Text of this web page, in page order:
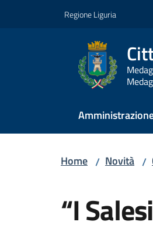
Regione Liguria
Home / Novità /
“I